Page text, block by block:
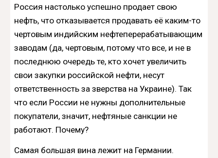
Россия настолько успешно продает свою
нефть, что отказывается продавать её каким-то
чертовым индийским нефтеперерабатывающим
заводам (да, чертовым, потому что все, и не в
последнюю очередь те, кто хочет увеличить
свои закупки российской нефти, несут
ответственность за зверства на Украине). Так
что если России не нужны дополнительные
покупатели, значит, нефтяные санкции не
работают. Почему?
Самая большая вина лежит на Германии.